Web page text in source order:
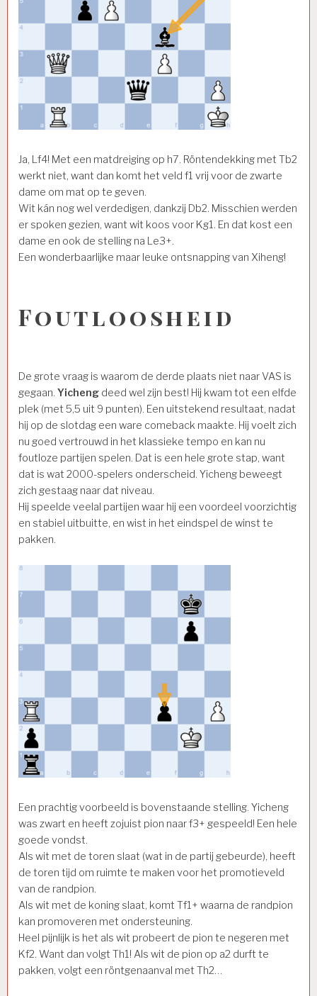
Ja, Lf4! Met een matdreiging op h7. Röntendekking met Tb2
werkt niet, want dan komt het veld f1 vrij voor de zwarte
dame om mat op te geven.
Wit kán nog wel verdedigen, dankzij Db2. Misschien werden
er spoken gezien, want wit koos voor Kg1. En dat kost een
dame en ook de stelling na Le3+.
Een wonderbaarlijke maar leuke ontsnapping van Xiheng!
Foutloosheid
De grote vraag is waarom de derde plaats niet naar VAS is
gegaan. Yicheng deed wel zijn best! Hij kwam tot een elfde
plek (met 5,5 uit 9 punten). Een uitstekend resultaat, nadat
hij op de slotdag een ware comeback maakte. Hij voelt zich
nu goed vertrouwd in het klassieke tempo en kan nu
foutloze partijen spelen. Dat is een hele grote stap, want
dat is wat 2000-spelers onderscheid. Yicheng beweegt
zich gestaag naar dat niveau.
Hij speelde veelal partijen waar hij een voordeel voorzichtig
en stabiel uitbuitte, en wist in het eindspel de winst te
pakken.
Een prachtig voorbeeld is bovenstaande stelling. Yicheng
was zwart en heeft zojuist pion naar f3+ gespeeld! Een hele
goede vondst.
Als wit met de toren slaat (wat in de partij gebeurde), heeft
de toren tijd om ruimte te maken voor het promotieveld
van de randpion.
Als wit met de koning slaat, komt Tf1+ waarna de randpion
kan promoveren met ondersteuning.
Heel pijnlijk is het als wit probeert de pion te negeren met
Kf2. Want dan volgt Th1! Als wit de pion op a2 durft te
pakken, volgt een röntgenaanval met Th2…